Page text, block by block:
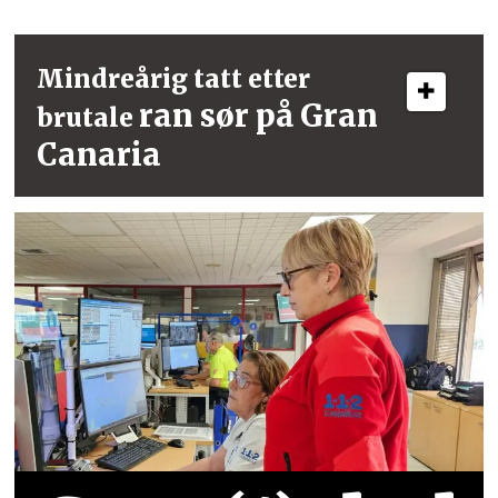
Mindreårig tatt etter
brutale ran sør på Gran
Canaria